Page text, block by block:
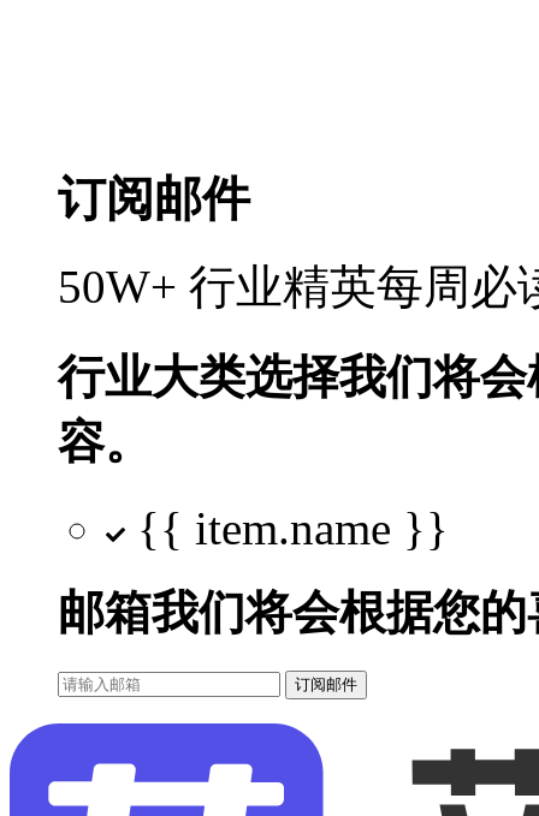
订阅邮件
50W+ 行业精英每周
行业大类选择我们将
容。
{{ item.name }}
邮箱我们将会根据您
订阅邮件